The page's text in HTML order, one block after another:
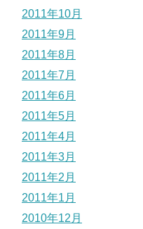
2011年10月
2011年9月
2011年8月
2011年7月
2011年6月
2011年5月
2011年4月
2011年3月
2011年2月
2011年1月
2010年12月